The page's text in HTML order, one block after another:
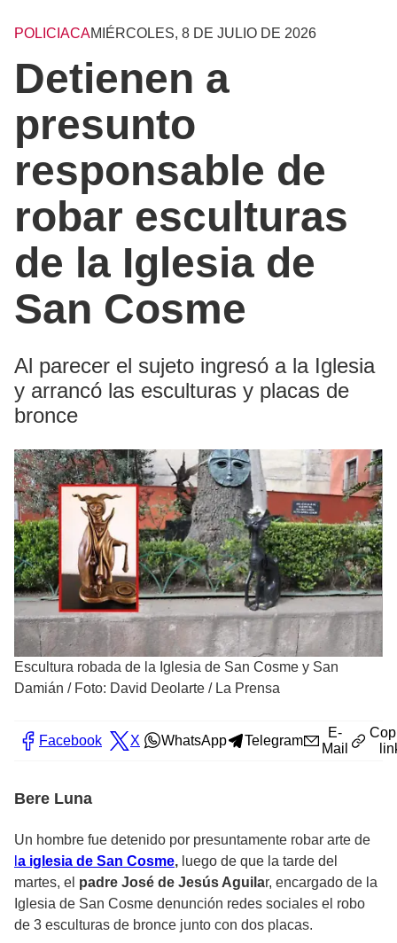
POLICIACAMIÉRCOLES, 8 DE JULIO DE 2026
Detienen a
presunto
responsable de
robar esculturas
de la Iglesia de
San Cosme
Al parecer el sujeto ingresó a la Iglesia
y arrancó las esculturas y placas de
bronce
Escultura robada de la Iglesia de San Cosme y San
Damián / Foto: David Deolarte / La Prensa
Facebook X WhatsApp Telegram
E-
Mail
Bere Luna
Un hombre fue detenido por presuntamente robar arte de
a iglesia de San Cosme, luego de que la tarde del
martes, el padre José de Jesús Aguilar, encargado de la
Iglesia de San Cosme denunción redes sociales el robo
de 3 esculturas de bronce junto con dos placas.